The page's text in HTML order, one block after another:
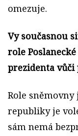
omezuje.
Vy současnou
role
prezidenta
Role
republiky je
sám nemá